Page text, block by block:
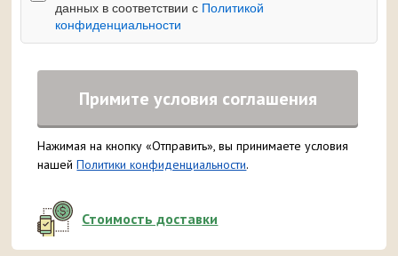
данных в соответствии с Политикой
конфиденциальности
Примите условия соглашения
Нажимая на кнопку «Отправить», вы принимаете условия
нашейПолитики конфиденциальности.
Стоимость доставки